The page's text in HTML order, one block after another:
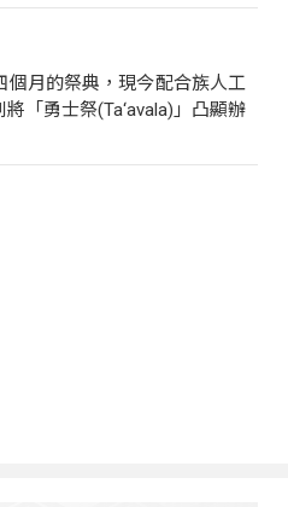
個月的祭典，現今配合族人工
「勇士祭(Ta‘avala)」凸顯辦